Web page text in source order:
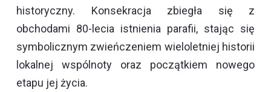
historyczny. Konsekracja zbiegła się z
obchodami 80-lecia istnienia parafii, stając się
symbolicznym zwieńczeniem wieloletniej historii
lokalnej wspólnoty oraz początkiem nowego
etapu jej życia.